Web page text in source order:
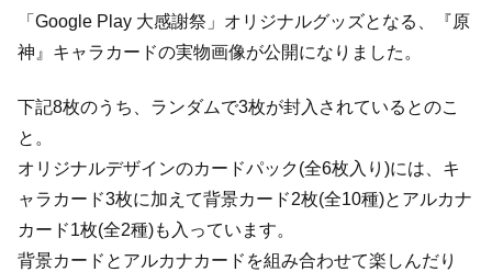
「Google Play 大感謝祭」オリジナルグッズとなる、『原
神』キャラカードの実物画像が公開になりました。
下記8枚のうち、ランダムで3枚が封入されているとのこ
と。
オリジナルデザインのカードパック(全6枚入り)には、キ
ャラカード3枚に加えて背景カード2枚(全10種)とアルカナ
カード1枚(全2種)も入っています。
背景カードとアルカナカードを組み合わせて楽しんだり